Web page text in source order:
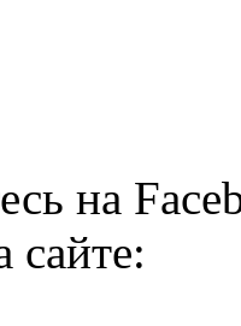
на
сайте: